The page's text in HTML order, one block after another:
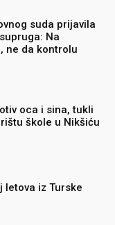
suda prijavila
Na
ne da kontrolu
oca i sina, tukli
škole u Nikšiću
letova iz Turske